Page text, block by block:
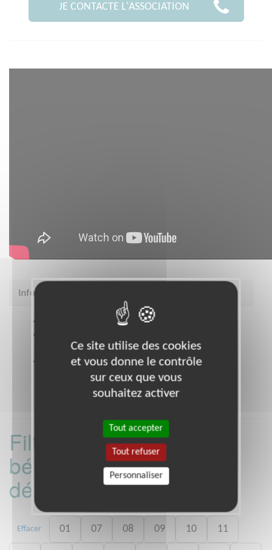
JE CONTACTE L'ASSOCIATION
Infos pratiques
www.adie.org
(75019)
Heures d'ouverture
9h. /18h. Jours ouvrables
Filtrer les missions
bénévoles par
département :
Effacer 01 07 08 09 10 11
Ce site utilise des cookies
et vous donne le contrôle
sur ceux que vous
souhaitez activer
Tout accepter
Tout refuser
Personnaliser